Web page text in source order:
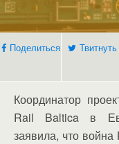
Поделиться Твитнуть
Координатор
Rail Baltica в
заявила, что